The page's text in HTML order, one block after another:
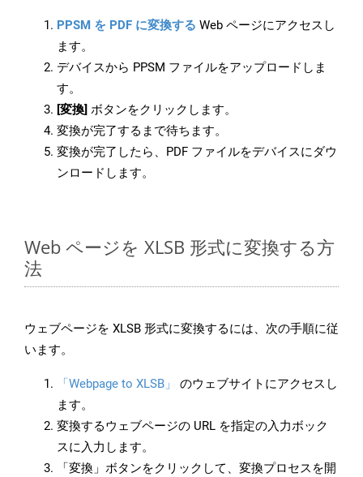
PPSM を PDF に変換する Web ページにアクセスし
ます。
デバイスから PPSM ファイルをアップロードしま
す。
[変換] ボタンをクリックします。
変換が完了するまで待ちます。
変換が完了したら、PDF ファイルをデバイスにダウ
ンロードします。
Web ページを XLSB 形式に変換する方
法
ウェブページを XLSB 形式に変換するには、次の手順に従
います。
「Webpage to XLSB」
のウェブサイトにアクセスし
ます。
変換するウェブページの URL を指定の入力ボック
スに入力します。
「変換」ボタンをクリックして、変換プロセスを開